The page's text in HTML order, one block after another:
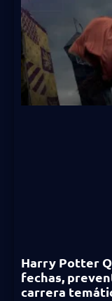
Harry Potter
fechas,
carrera